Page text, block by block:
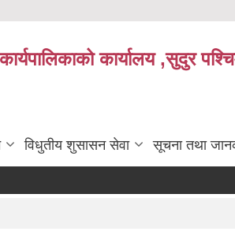
कार्यालय ,सुदुर
विधुतीय शुसासन सेवा सूचना तथा